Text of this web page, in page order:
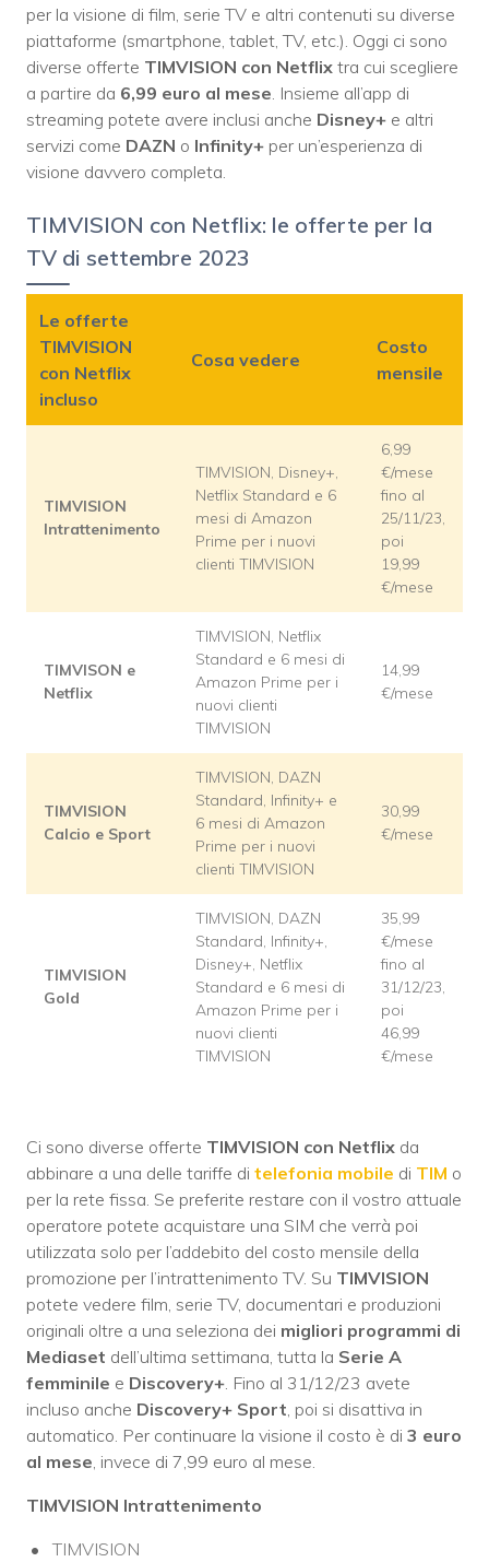
per la visione di film, serie TV e altri contenuti su diverse
piattaforme (smartphone, tablet, TV, etc.). Oggi ci sono
diverse offerte TIMVISION con Netflix tra cui scegliere
a partire da 6,99 euro al mese. Insieme all’app di
streaming potete avere inclusi anche Disney+ e altri
servizi come DAZN o Infinity+ per un’esperienza di
visione davvero completa.
TIMVISION con Netflix: le offerte per la
TV di settembre 2023
Le offerte
TIMVISION
con Netflix
incluso
Cosa vedere
Costo
mensile
TIMVISION
Intrattenimento
TIMVISION, Disney+,
Netflix Standard e 6
mesi di Amazon
Prime per i nuovi
clienti TIMVISION
6,99
€/mese
fino al
25/11/23,
poi
19,99
€/mese
TIMVISON e
Netflix
TIMVISION, Netflix
Standard e 6 mesi di
Amazon Prime per i
nuovi clienti
TIMVISION
14,99
€/mese
TIMVISION
Calcio e Sport
TIMVISION, DAZN
Standard, Infinity+ e
6 mesi di Amazon
Prime per i nuovi
clienti TIMVISION
30,99
€/mese
TIMVISION
Gold
TIMVISION, DAZN
Standard, Infinity+,
Disney+, Netflix
Standard e 6 mesi di
Amazon Prime per i
nuovi clienti
TIMVISION
35,99
€/mese
fino al
31/12/23,
poi
46,99
€/mese
Ci sono diverse offerte TIMVISION con Netflix da
abbinare a una delle tariffe di telefonia mobile di TIM o
per la rete fissa. Se preferite restare con il vostro attuale
operatore potete acquistare una SIM che verrà poi
utilizzata solo per l’addebito del costo mensile della
promozione per l’intrattenimento TV. Su TIMVISION
potete vedere film, serie TV, documentari e produzioni
originali oltre a una seleziona dei migliori programmi di
Mediaset dell’ultima settimana, tutta la Serie A
femminile e Discovery+. Fino al 31/12/23 avete
incluso anche Discovery+ Sport, poi si disattiva in
automatico. Per continuare la visione il costo è di 3 euro
al mese, invece di 7,99 euro al mese.
TIMVISION Intrattenimento
TIMVISION